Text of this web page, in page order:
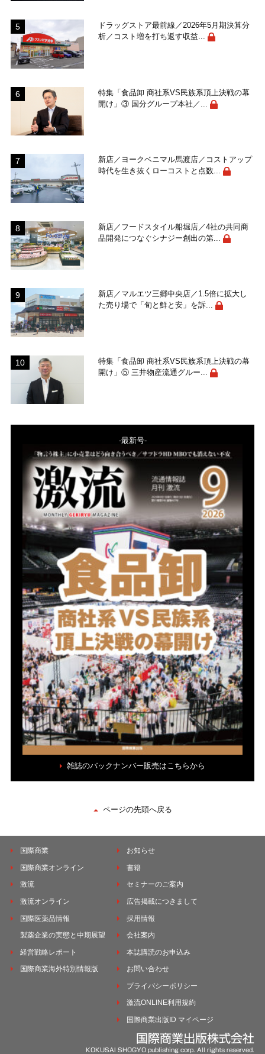
ドラッグストア最前線／2026年5月期決算分
析／コスト増を打ち返す収益...
特集「食品卸 商社系VS民族系頂上決戦の幕
開け」③ 国分グループ本社／...
新店／ヨークベニマル馬渡店／コストアップ
時代を生き抜くローコストと点数...
新店／フードスタイル船堀店／4社の共同商
品開発につなぐシナジー創出の第...
新店／マルエツ三郷中央店／1.5倍に拡大し
た売り場で「旬と鮮と安」を訴...
特集「食品卸 商社系VS民族系頂上決戦の幕
開け」⑤ 三井物産流通グルー...
-最新号-
雑誌のバックナンバー販売はこちらから
ページの先頭へ戻る
国際商業
国際商業オンライン
激流
激流オンライン
国際医薬品情報
製薬企業の実態と中期展望
経営戦略レポート
国際商業海外特別情報版
お知らせ
書籍
セミナーのご案内
広告掲載につきまして
採用情報
会社案内
本誌購読のお申込み
お問い合わせ
プライバシーポリシー
激流ONLINE利用規約
国際商業出版ID マイページ